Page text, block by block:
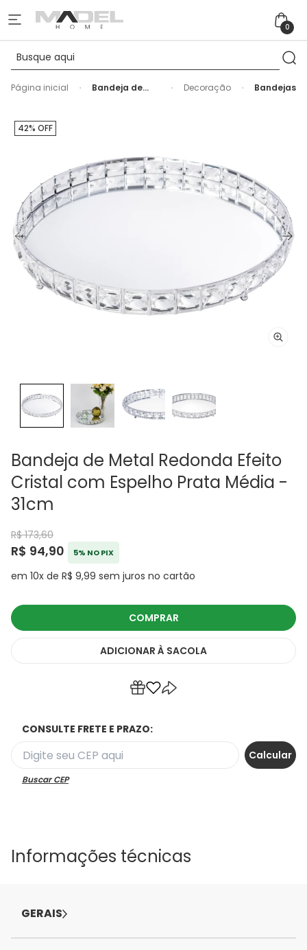
0
Página inicial
Bandeja de
Decoração Bandejas
Bandeja de Metal Redonda Efeito
Cristal com Espelho Prata Média -
31cm
R$ 173,60
R$ 94,90 5% NO PIX
em 10x de R$ 9,99 sem juros no cartão
42% OFF
COMPRAR
ADICIONAR À SACOLA
CONSULTE FRETE E PRAZO:
Buscar CEP
Informações técnicas
GERAIS